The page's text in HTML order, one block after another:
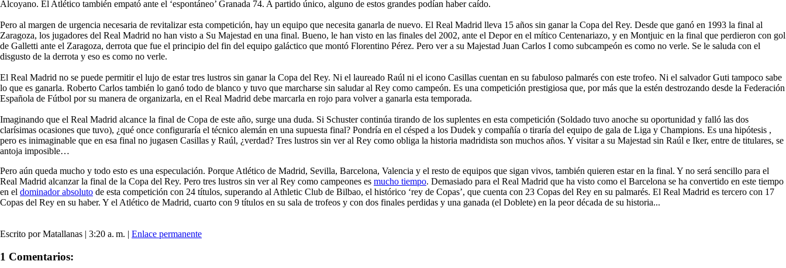
Alcoyano. El Atlético también empató ante el ‘espontáneo’ Granada 74. A partido único, alguno de estos grandes podían haber caído.
Pero al margen de urgencia necesaria de revitalizar esta competición, hay un equipo que necesita ganarla de nuevo. El Real Madrid lleva 15 años sin ganar la Copa del Rey. Desde que ganó en 1993 la final al
Zaragoza, los jugadores del Real Madrid no han visto a Su Majestad en una final. Bueno, le han visto en las finales del 2002, ante el Depor en el mítico Centenariazo, y en Montjuic en la final que perdieron con gol
de Galletti ante el Zaragoza, derrota que fue el principio del fin del equipo galáctico que montó Florentino Pérez. Pero ver a su Majestad Juan Carlos I como subcampeón es como no verle. Se le saluda con el
disgusto de la derrota y eso es como no verle.
El Real Madrid no se puede permitir el lujo de estar tres lustros sin ganar la Copa del Rey. Ni el laureado Raúl ni el icono Casillas cuentan en su fabuloso palmarés con este trofeo. Ni el salvador Guti tampoco sabe
lo que es ganarla. Roberto Carlos también lo ganó todo de blanco y tuvo que marcharse sin saludar al Rey como campeón. Es una competición prestigiosa que, por más que la estén destrozando desde la Federación
Española de Fútbol por su manera de organizarla, en el Real Madrid debe marcarla en rojo para volver a ganarla esta temporada.
Imaginando que el Real Madrid alcance la final de Copa de este año, surge una duda. Si Schuster continúa tirando de los suplentes en esta competición (Soldado tuvo anoche su oportunidad y falló las dos
clarísimas ocasiones que tuvo), ¿qué once configuraría el técnico alemán en una supuesta final? Pondría en el césped a los Dudek y compañía o tiraría del equipo de gala de Liga y Champions. Es una hipótesis ,
pero es inimaginable que en esa final no jugasen Casillas y Raúl, ¿verdad? Tres lustros sin ver al Rey como obliga la historia madridista son muchos años. Y visitar a su Majestad sin Raúl e Iker, entre de titulares, se
antoja imposible…
Pero aún queda mucho y todo esto es una especulación. Porque Atlético de Madrid, Sevilla, Barcelona, Valencia y el resto de equipos que sigan vivos, también quieren estar en la final. Y no será sencillo para el
Real Madrid alcanzar la final de la Copa del Rey. Pero tres lustros sin ver al Rey como campeones es mucho tiempo. Demasiado para el Real Madrid que ha visto como el Barcelona se ha convertido en este tiempo
en el dominador absoluto de esta competición con 24 títulos, superando al Athletic Club de Bilbao, el histórico ‘rey de Copas’, que cuenta con 23 Copas del Rey en su palmarés. El Real Madrid es tercero con 17
Copas del Rey en su haber. Y el Atlético de Madrid, cuarto con 9 títulos en su sala de trofeos y con dos finales perdidas y una ganada (el Doblete) en la peor década de su historia...
Escrito por Matallanas | 3:20 a. m. | Enlace permanente
1 Comentarios: